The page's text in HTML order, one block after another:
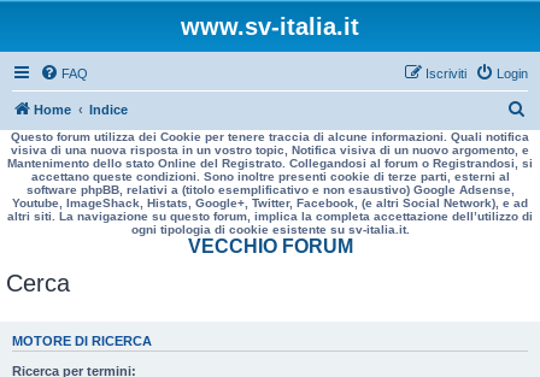
www.sv-italia.it
FAQ Login
Iscriviti
Home Indice
e
r
a
Questo forum utilizza dei Cookie per tenere traccia di alcune informazioni. Quali notifica
visiva di una nuova risposta in un vostro topic, Notifica visiva di un nuovo argomento, e
Mantenimento dello stato Online del Registrato. Collegandosi al forum o Registrandosi, si
accettano queste condizioni. Sono inoltre presenti cookie di terze parti, esterni al
software phpBB, relativi a (titolo esemplificativo e non esaustivo) Google Adsense,
Youtube, ImageShack, Histats, Google+, Twitter, Facebook, (e altri Social Network), e ad
altri siti. La navigazione su questo forum, implica la completa accettazione dell’utilizzo di
ogni tipologia di cookie esistente su sv-italia.it.
VECCHIO FORUM
Cerca
MOTORE DI RICERCA
Ricerca per termini: